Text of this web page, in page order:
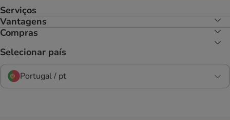
Serviços
Vantagens
Compras
Selecionar país
Portugal / pt